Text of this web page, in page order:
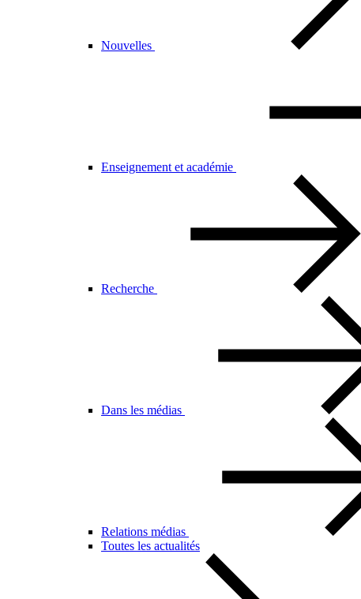
Nouvelles
Enseignement et académie
Recherche
Dans les médias
Relations médias
Toutes les actualités